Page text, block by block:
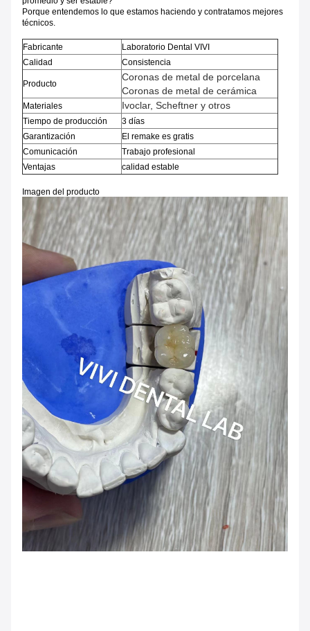
Porque entendemos lo que estamos haciendo y contratamos mejores
técnicos.
Fabricante
Laboratorio Dental VIVI
Calidad
Consistencia
Producto
Coronas de metal de porcelana
Coronas de metal de cerámica
Materiales Ivoclar, Scheftner y otros
Tiempo de producción
3 días
Garantización
El remake es gratis
Comunicación
Trabajo profesional
Ventajas
calidad estable
Imagen del producto